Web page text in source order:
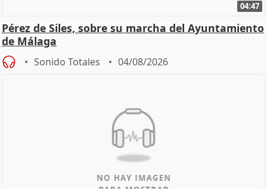
04:47
Pérez de Siles, sobre su marcha del Ayuntamiento
de Málaga
Sonido Totales 04/08/2026